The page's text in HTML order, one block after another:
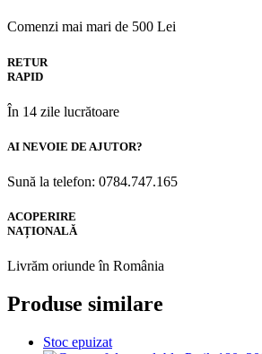
Comenzi mai mari de 500 Lei
RETUR
RAPID
În 14 zile lucrătoare
AI NEVOIE DE AJUTOR?
Sună la telefon: 0784.747.165
ACOPERIRE
NAȚIONALĂ
Livrăm oriunde în România
Produse similare
Stoc epuizat